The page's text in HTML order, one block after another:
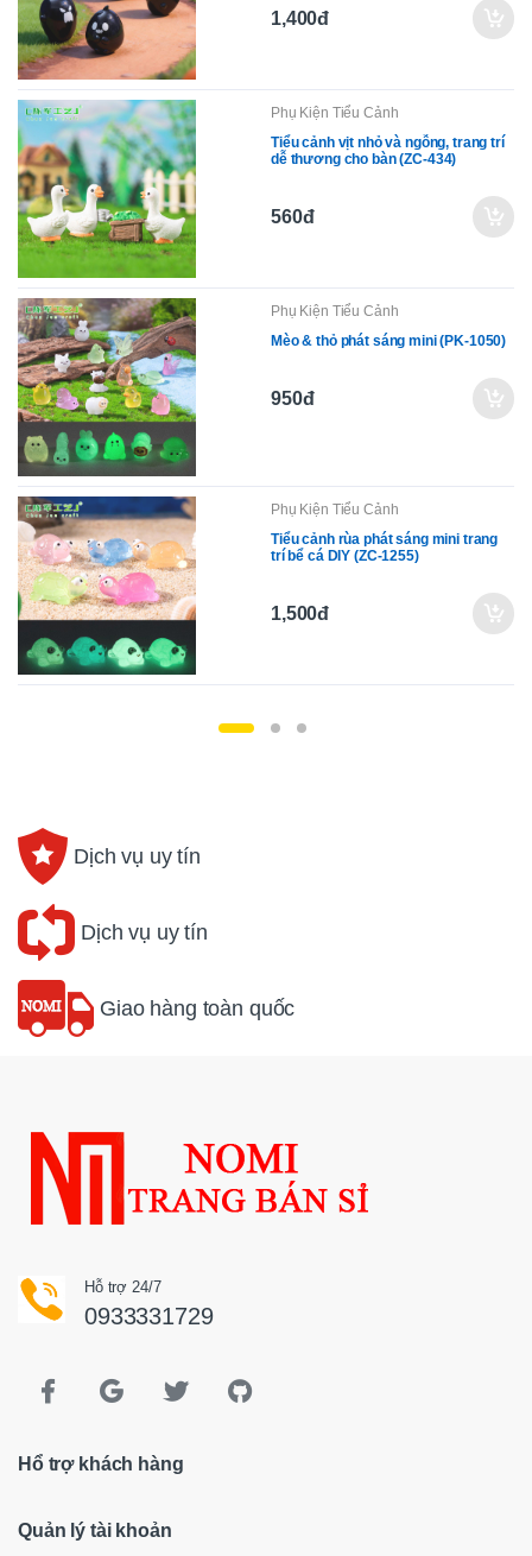
1,400đ
Phụ Kiện Tiểu Cảnh
Tiểu cảnh vịt nhỏ và ngỗng, trang trí
dễ thương cho bàn (ZC-434)
560đ
Phụ Kiện Tiểu Cảnh
Mèo & thỏ phát sáng mini (PK-1050)
950đ
Phụ Kiện Tiểu Cảnh
Tiểu cảnh rùa phát sáng mini trang
trí bể cá DIY (ZC-1255)
1,500đ
Dịch vụ uy tín
Dịch vụ uy tín
Giao hàng toàn quốc
Hỗ trợ 24/7
0933331729
Hổ trợ khách hàng
Quản lý tài khoản